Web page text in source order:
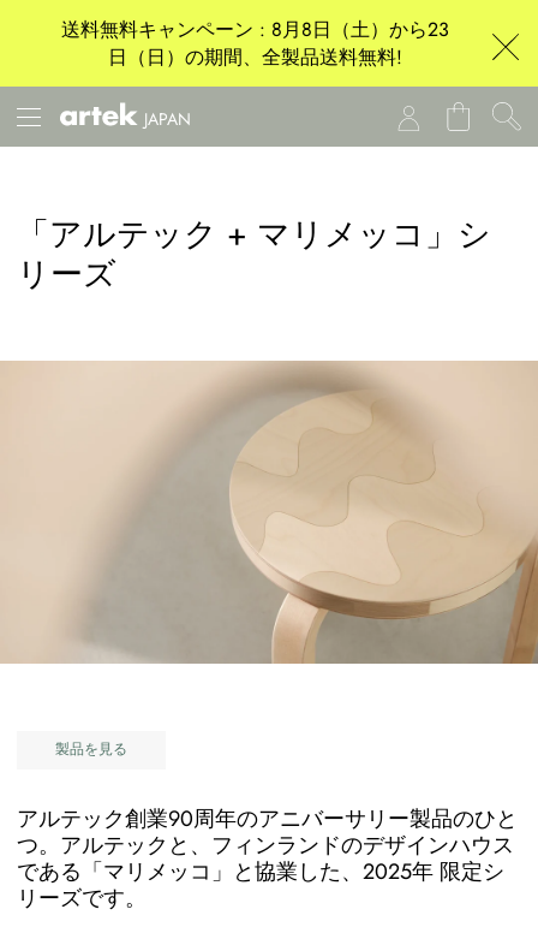
送料無料キャンペーン : 8月8日（土）から23
日（日）の期間、全製品送料無料!
JAPAN
「アルテック + マリメッコ」シ
リーズ
製品を見る
アルテック創業90周年のアニバーサリー製品のひと
つ。アルテックと、フィンランドのデザインハウス
である「マリメッコ」と協業した、2025年 限定シ
リーズです。